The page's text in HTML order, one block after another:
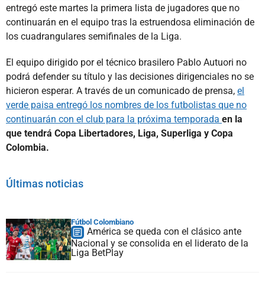
entregó este martes la primera lista de jugadores que no
continuarán en el equipo tras la estruendosa eliminación de
los cuadrangulares semifinales de la Liga.
El equipo dirigido por el técnico brasilero Pablo Autuori no
podrá defender su título y las decisiones dirigenciales no se
hicieron esperar. A través de un comunicado de prensa, el
verde paisa entregó los nombres de los futbolistas que no
continuarán con el club para la próxima temporada en la
que tendrá Copa Libertadores, Liga, Superliga y Copa
Colombia.
Últimas noticias
Fútbol Colombiano
América se queda con el clásico ante
Nacional y se consolida en el liderato de la
Liga BetPlay